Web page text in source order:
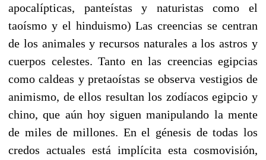
apocalípticas, panteístas y naturistas como el
taoísmo y el hinduismo) Las creencias se centran
de los animales y recursos naturales a los astros y
cuerpos celestes. Tanto en las creencias egipcias
como caldeas y pretaoístas se observa vestigios de
animismo, de ellos resultan los zodíacos egipcio y
chino, que aún hoy siguen manipulando la mente
de miles de millones. En el génesis de todas los
credos actuales está implícita esta cosmovisión,